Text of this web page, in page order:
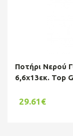
Ποτήρι Νερού
6,6x13εκ. Top
29.61€